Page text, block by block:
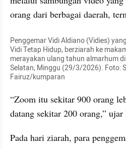
orang dari berbagai daerah,
Penggemar Vidi Aldiano (Vidies)
Vidi Tetap Hidup, berziarah ke
merayakan ulang tahun almarhum
Selatan, Minggu (29/3/2026). Foto:
Fairuz/kumparan
“Zoom itu sekitar 900 orang
datang sekitar 200 orang,” ujar
Pada hari ziarah, para